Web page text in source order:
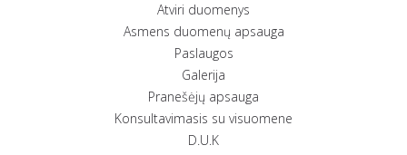
Atviri duomenys
Asmens duomenų apsauga
Paslaugos
Galerija
Pranešėjų apsauga
Konsultavimasis su visuomene
D.U.K